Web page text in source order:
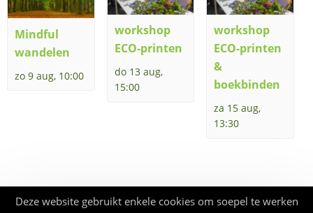
Mindful
wandelen
zo 9 aug, 10:00
workshop
ECO-printen
do 13 aug,
15:00
workshop
ECO-printen
&
boekbinden
za 15 aug,
13:30
Deze website gebruikt enkele cookies om soepel te werken